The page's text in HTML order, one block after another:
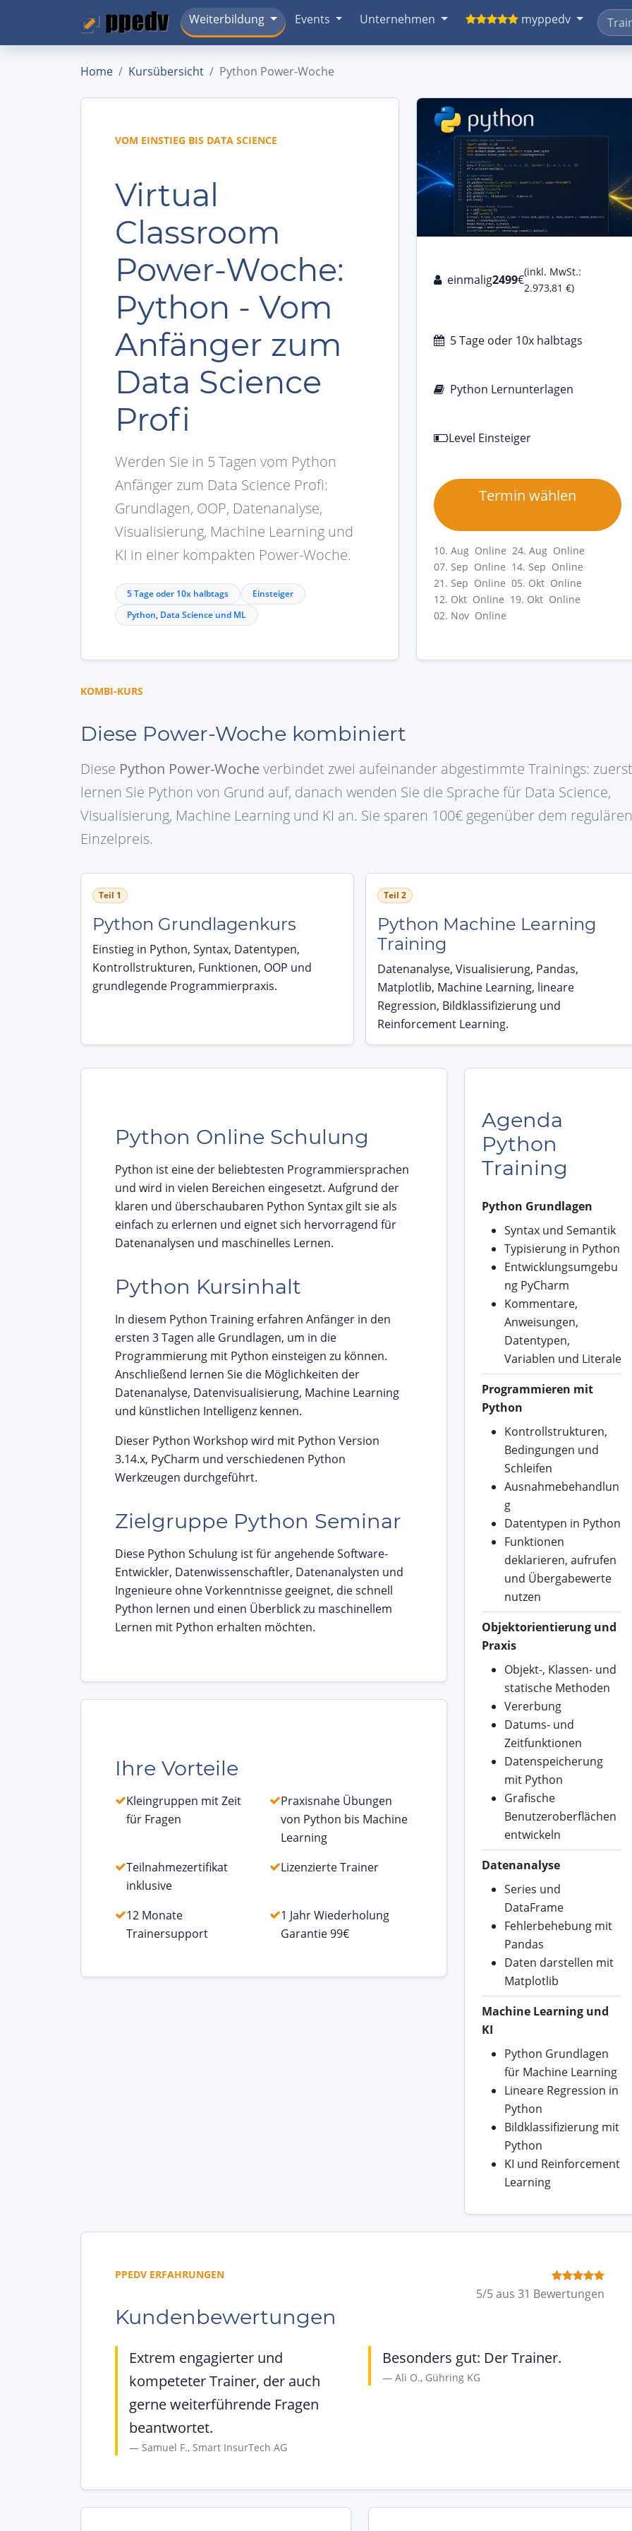
Weiterbildung Events Unternehmen myppedv
Home Kursübersicht Python Power-Woche
VOM EINSTIEG BIS DATA SCIENCE
Virtual
Classroom
Power-Woche:
Python - Vom
Anfänger zum
Data Science
Profi
Werden Sie in 5 Tagen vom Python
Anfänger zum Data Science Profi:
Grundlagen, OOP, Datenanalyse,
Visualisierung, Machine Learning und
KI in einer kompakten Power-Woche.
5 Tage oder 10x halbtags
Einsteiger
Python, Data Science und ML
einmalig2499€
(inkl. MwSt.:
2.973,81 €)
5 Tage oder 10x halbtags
Python Lernunterlagen
Level Einsteiger
Termin wählen
10. Aug Online 24. Aug Online
07. Sep Online 14. Sep Online
21. Sep Online 05. Okt Online
12. Okt Online 19. Okt Online
02. Nov Online
KOMBI-KURS
Diese Power-Woche kombiniert
Diese Python Power-Woche verbindet zwei aufeinander abgestimmte Trainings: zuerst
lernen Sie Python von Grund auf, danach wenden Sie die Sprache für Data Science,
Visualisierung, Machine Learning und KI an. Sie sparen 100€ gegenüber dem regulären
Einzelpreis.
Teil 1
Python Grundlagenkurs
Einstieg in Python, Syntax, Datentypen,
Kontrollstrukturen, Funktionen, OOP und
grundlegende Programmierpraxis.
Teil 2
Python Machine Learning
Training
Datenanalyse, Visualisierung, Pandas,
Matplotlib, Machine Learning, lineare
Regression, Bildklassifizierung und
Reinforcement Learning.
Python Online Schulung
Python ist eine der beliebtesten Programmiersprachen
und wird in vielen Bereichen eingesetzt. Aufgrund der
klaren und überschaubaren Python Syntax gilt sie als
einfach zu erlernen und eignet sich hervorragend für
Datenanalysen und maschinelles Lernen.
Python Kursinhalt
In diesem Python Training erfahren Anfänger in den
ersten 3 Tagen alle Grundlagen, um in die
Programmierung mit Python einsteigen zu können.
Anschließend lernen Sie die Möglichkeiten der
Datenanalyse, Datenvisualisierung, Machine Learning
und künstlichen Intelligenz kennen.
Dieser Python Workshop wird mit Python Version
3.14.x, PyCharm und verschiedenen Python
Werkzeugen durchgeführt.
Zielgruppe Python Seminar
Diese Python Schulung ist für angehende Software-
Entwickler, Datenwissenschaftler, Datenanalysten und
Ingenieure ohne Vorkenntnisse geeignet, die schnell
Python lernen und einen Überblick zu maschinellem
Lernen mit Python erhalten möchten.
Ihre Vorteile
Kleingruppen mit Zeit
für Fragen
Praxisnahe Übungen
von Python bis Machine
Learning
Teilnahmezertifikat
inklusive
Lizenzierte Trainer
12 Monate
Trainersupport
1 Jahr Wiederholung
Garantie 99€
Agenda
Python
Training
Python Grundlagen
Syntax und Semantik
Typisierung in Python
Entwicklungsumgebu
ng PyCharm
Kommentare,
Anweisungen,
Datentypen,
Variablen und Literale
Programmieren mit
Python
Kontrollstrukturen,
Bedingungen und
Schleifen
Ausnahmebehandlun
g
Datentypen in Python
Funktionen
deklarieren, aufrufen
und Übergabewerte
nutzen
Objektorientierung und
Praxis
Objekt-, Klassen- und
statische Methoden
Vererbung
Datums- und
Zeitfunktionen
Datenspeicherung
mit Python
Grafische
Benutzeroberflächen
entwickeln
Datenanalyse
Series und
DataFrame
Fehlerbehebung mit
Pandas
Daten darstellen mit
Matplotlib
Machine Learning und
KI
Python Grundlagen
für Machine Learning
Lineare Regression in
Python
Bildklassifizierung mit
Python
KI und Reinforcement
Learning
PPEDV ERFAHRUNGEN
Kundenbewertungen
5/5 aus 31 Bewertungen
Extrem engagierter und
kompeteter Trainer, der auch
gerne weiterführende Fragen
beantwortet.
Samuel F., Smart InsurTech AG
Besonders gut: Der Trainer.
Ali O., Gühring KG